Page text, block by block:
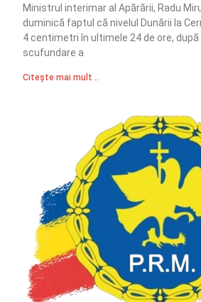
Ministrul interimar al Apărării, Radu
duminică faptul că nivelul Dunării la
4 centimetri în ultimele 24 de ore,
scufundare a
Citește mai mult ..